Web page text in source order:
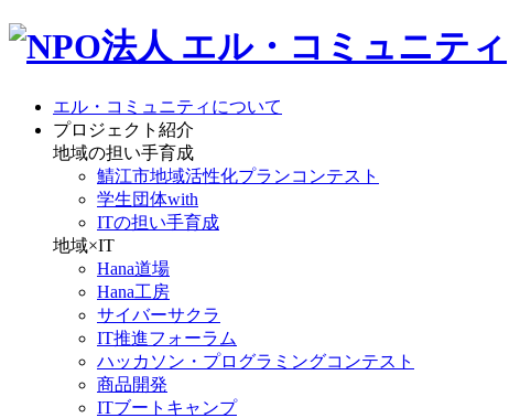
エル・コミュニティについて
プロジェクト紹介
地域の担い手育成
鯖江市地域活性化プランコンテスト
学生団体with
ITの担い手育成
地域×IT
Hana道場
Hana工房
サイバーサクラ
IT推進フォーラム
ハッカソン・プログラミングコンテスト
商品開発
ITブートキャンプ